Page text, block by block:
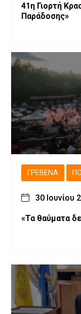
41η Γιορτή
Παράδοσης»
ΓΡΕΒΕΝΆ
30 Ιουνίου
«Τα θαύματα